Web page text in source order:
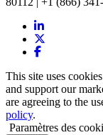
This site uses
and support our
are agreeing to the
policy.
Paramètres des